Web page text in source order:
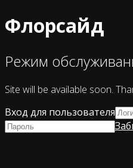
Флорсайд
Режим
Site will be available soon.
Вход для пользователя